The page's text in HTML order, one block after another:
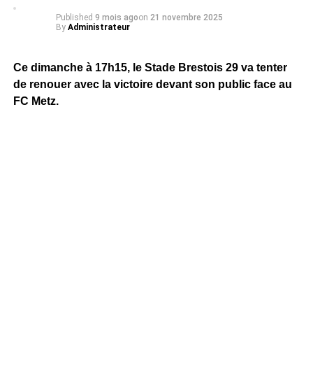
Published 9 mois agoon 21 novembre 2025
By Administrateur
Ce dimanche à 17h15, le Stade Brestois 29 va tenter
de renouer avec la victoire devant son public face au
FC Metz.